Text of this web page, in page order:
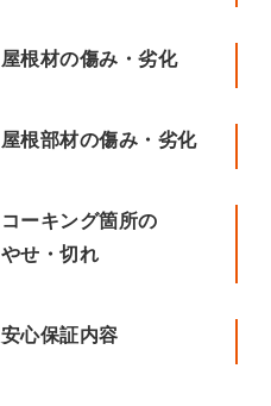
屋根材の傷み・劣化
屋根部材の傷み・劣化
コーキング箇所の
やせ・切れ
安心保証内容